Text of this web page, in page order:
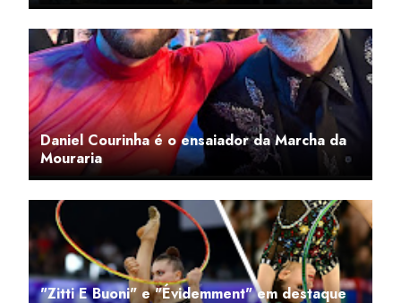
Daniel Courinha é o ensaiador da Marcha da
Mouraria
"Zitti E Buoni" e "Évidemment" em destaque